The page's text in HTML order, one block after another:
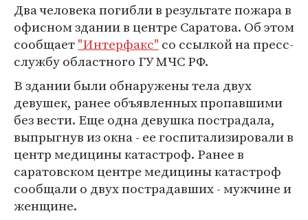
Два человека погибли в результате пожара в
офисном здании в центре Саратова. Об этом
сообщает"Интерфакс" со ссылкой на пресс-
службу областного ГУ МЧС РФ.
В здании были обнаружены тела двух
девушек, ранее объявленных пропавшими
без вести. Еще одна девушка пострадала,
выпрыгнув из окна - ее госпитализировали в
центр медицины катастроф. Ранее в
саратовском центре медицины катастроф
сообщали о двух пострадавших - мужчине и
женщине.